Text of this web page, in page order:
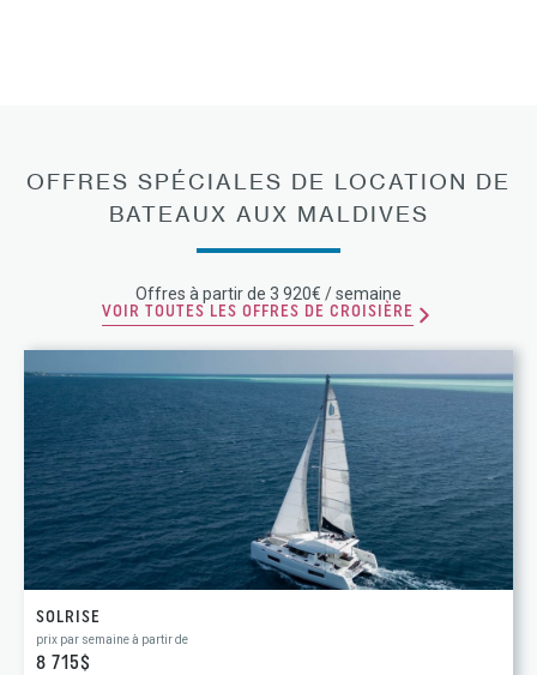
OFFRES SPÉCIALES DE LOCATION DE
BATEAUX AUX MALDIVES
Offres à partir de 3 920€ / semaine
VOIR TOUTES LES OFFRES DE CROISIÈRE
SOLRISE
prix par semaine à partir de
8 715$